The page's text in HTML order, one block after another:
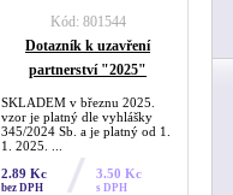
Kód: 801544
Dotazník k uzavření
partnerství "2025"
SKLADEM v březnu 2025.
vzor je platný dle vyhlášky
345/2024 Sb. a je platný od 1.
1. 2025. ...
2.89 Kc
bez DPH
3.50 Kc
s DPH